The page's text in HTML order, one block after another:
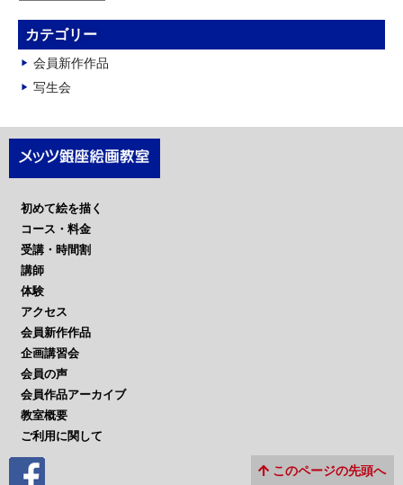
カ
イ
ブ
カテゴリー
会員新作作品
写生会
初めて絵を描く
コース・料金
受講・時間割
講師
体験
アクセス
会員新作作品
企画講習会
会員の声
会員作品アーカイブ
教室概要
ご利用に関して
このページの先頭へ